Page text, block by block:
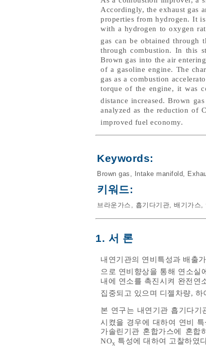
Accordingly, the exhaust gas
properties from hydrogen. It
with a hydrogen to oxygen
gas can be obtained through
through combustion. In this
Brown gas into the air
of a gasoline engine. The
gas as a combustion
torque of the engine, it was
distance increased. Brown
analyzed as the reduction of
improved fuel economy.
Keywords:
Brown gas Intake manifold
키워드:
브라운가스 흡기다기관 배기가스
1. 서 론
내연기관의 연비특성과 배출
으로 연비향상을 통해 연소실
내에 연소를 촉진시켜 완전연
집중되고 있으며 디젤차량,
본 연구는 내연기관 흡기다기
시켰을 경우에 대하여 연비
가솔린기관 혼합가스에 혼
NOx 특성에 대하여 고찰하였